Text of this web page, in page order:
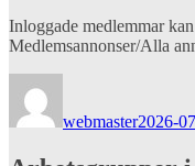
Inloggade medlemmar
Medlemsannonser/Alla
webmaster2026-